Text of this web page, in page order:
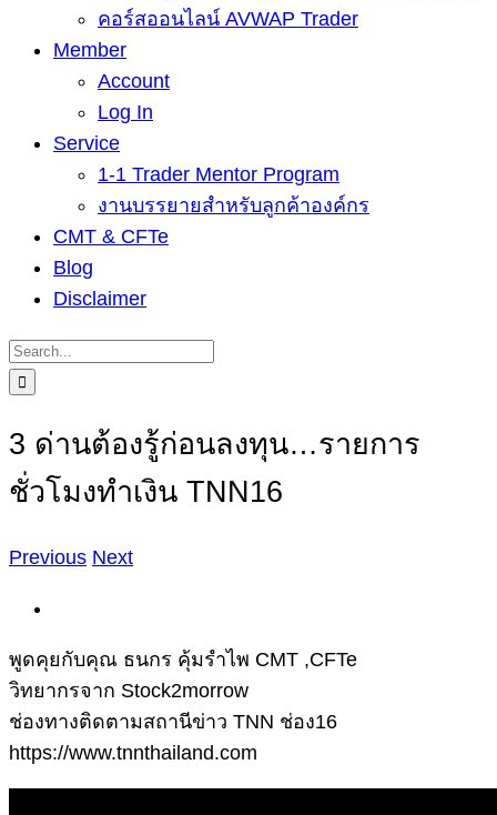
คอร์สออนไลน์ AVWAP Trader
Member
Account
Log In
Service
1-1 Trader Mentor Program
งานบรรยายสำหรับลูกค้าองค์กร
CMT & CFTe
Blog
Disclaimer
Search
for:
3 ด่านต้องรู้ก่อนลงทุน…รายการ
ชั่วโมงทำเงิน TNN16
Previous Next
Image
พูดคุยกับคุณ ธนกร คุ้มรำไพ CMT ,CFTe
วิทยากรจาก Stock2morrow
ช่องทางติดตามสถานีข่าว TNN ช่อง16
https://www.tnnthailand.com